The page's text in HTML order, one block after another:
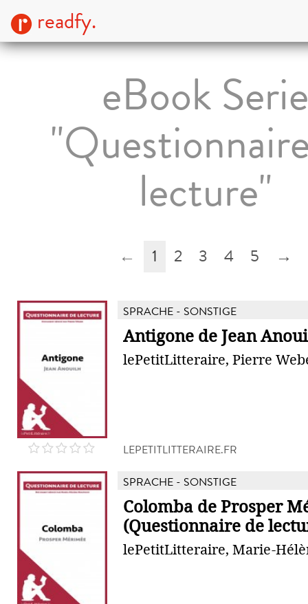
readfy.
eBook Serie
lecture"
← 1 2 3 4 5 →
SPRACHE - SONSTIGE
Antigone de Jean
lePetitLitteraire, Pierre
LEPETITLITTERAIRE.FR
SPRACHE - SONSTIGE
Colomba de Prosper
(Questionnaire de
lePetitLitteraire, Marie-